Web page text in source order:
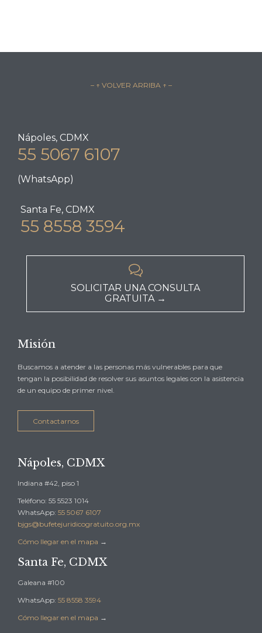
– ↑ VOLVER ARRIBA ↑ –
Nápoles, CDMX
55 5067 6107
(WhatsApp)
Santa Fe, CDMX
55 8558 3594

SOLICITAR UNA CONSULTA
GRATUITA →
Misión
Buscamos a atender a las personas más vulnerables para que
tengan la posibilidad de resolver sus asuntos legales con la asistencia
de un equipo de primer nivel.
Contactarnos
Nápoles, CDMX
Indiana #42, piso 1
Teléfono: 55 5523 1014
WhatsApp: 55 5067 6107
bjgs@bufetejuridicogratuito.org.mx
Cómo llegar en el mapa →
Santa Fe, CDMX
Galeana #100
WhatsApp: 55 8558 3594
Cómo llegar en el mapa →